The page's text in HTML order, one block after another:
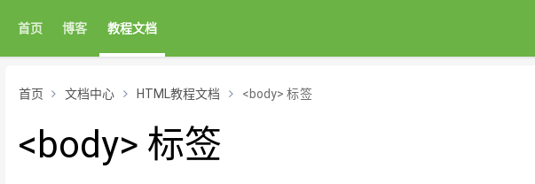
首页 博客 教程文档
首页 文档中心 HTML教程文档 <body> 标签
<body> 标签